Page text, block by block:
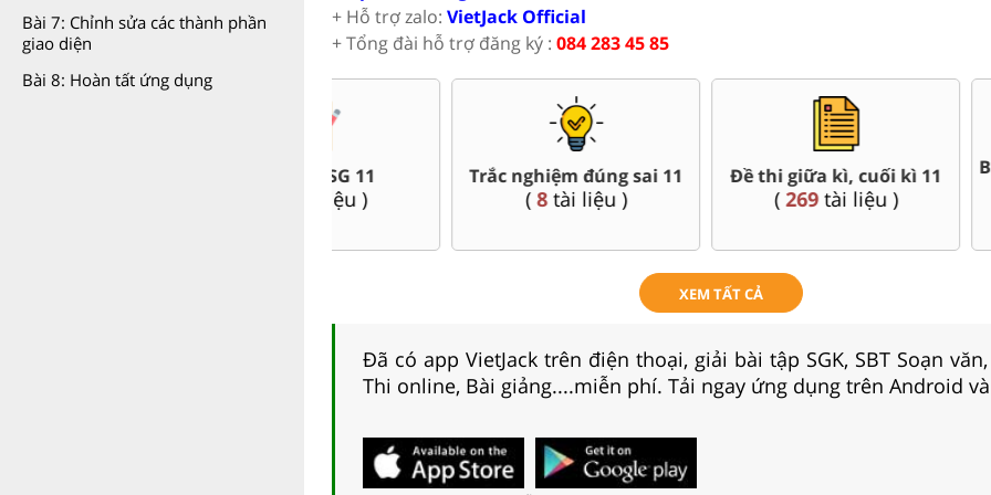
Bài 7: Chỉnh sửa các thành phần
giao diện
Bài 8: Hoàn tất ứng dụng
+ Hỗ trợ zalo: VietJack Official
+ Tổng đài hỗ trợ đăng ký : 084 283 45 85
Đề thi giữa kì, cuối kì 11 Bài giảng Powerpoint Văn,
Sử, Địa 11.... Giáo án
XEM TẤT CẢ
Đã có app VietJack trên điện thoại, giải bài tập SGK, SBT Soạn
Thi online, Bài giảng....miễn phí. Tải ngay ứng dụng trên Android và